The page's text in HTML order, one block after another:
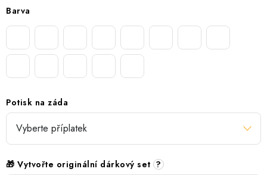
Barva
Potisk na záda
🎁 Vytvořte originální dárkový set ?